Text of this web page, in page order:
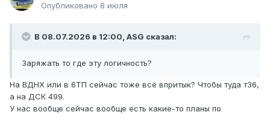
Опубликовано 8 июля
В 08.07.2026 в 12:00, ASG сказал:
Заряжать то где эту логичность?
На ВДНХ или в 6ТП сейчас тоже всё впритык? Чтобы туда т36,
а на ДСК 499.
У нас вообще сейчас вообще есть какие-то планы по